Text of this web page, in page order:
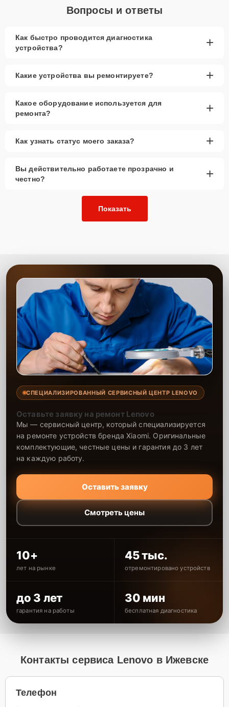
Вопросы и ответы
Как быстро проводится диагностика
устройства?
+
Какие устройства вы ремонтируете? +
Какое оборудование используется для
ремонта?
+
Как узнать статус моего заказа? +
Вы действительно работаете прозрачно и
честно?
+
Показать
СПЕЦИАЛИЗИРОВАННЫЙ СЕРВИСНЫЙ ЦЕНТР LENOVO
Оставьте заявку на ремонт Lenovo
Мы — сервисный центр, который специализируется
на ремонте устройств бренда Xiaomi. Оригинальные
комплектующие, честные цены и гарантия до 3 лет
на каждую работу.
Оставить заявку
Смотреть цены
10+
лет на рынке
45 тыс.
отремонтировано устройств
до 3 лет
гарантия на работы
30 мин
бесплатная диагностика
Контакты сервиса Lenovo в Ижевске
Телефон